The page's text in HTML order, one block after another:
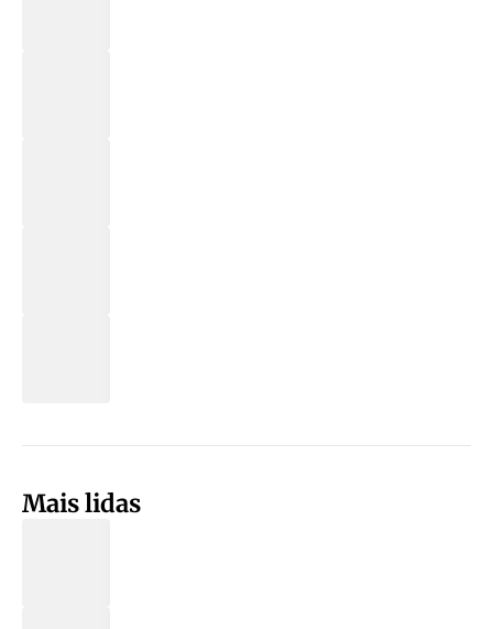
Mais lidas